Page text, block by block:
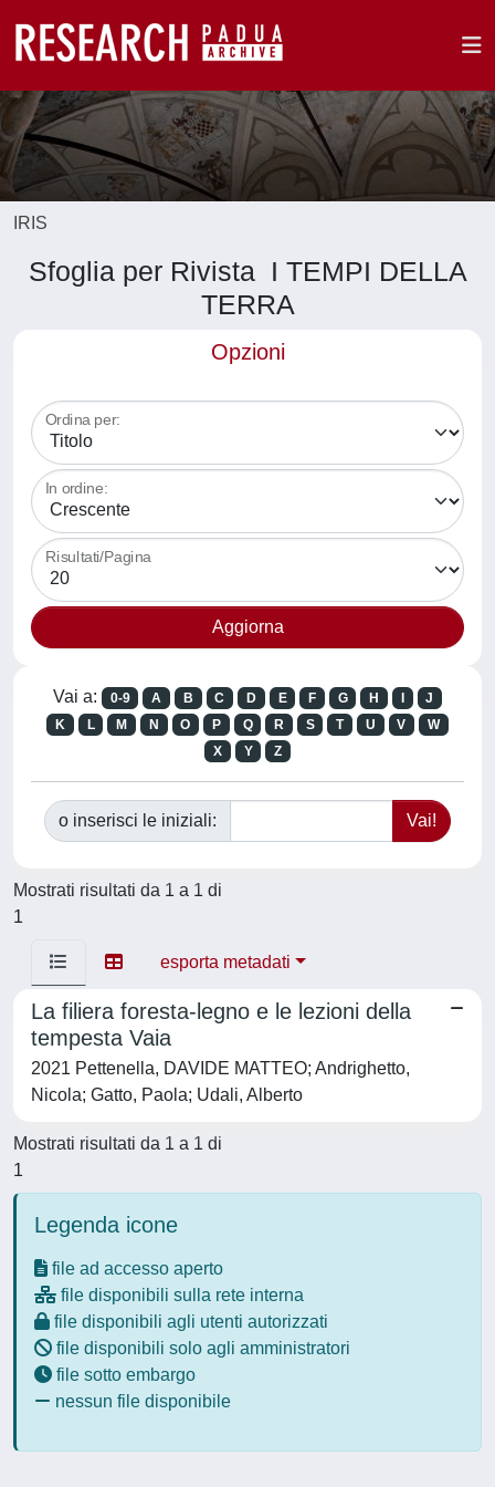
IRIS
Sfoglia per Rivista I TEMPI DELLA
TERRA
Opzioni
Ordina per:
In ordine:
Risultati/Pagina
Vai a: 0-9 A B C D E F G H
J
K
L M N O P Q R S T U V
W
X
Y Z
o inserisci le iniziali:
Mostrati risultati da 1 a 1 di
1
esporta metadati
La filiera foresta-legno e le lezioni della
tempesta Vaia
2021 Pettenella, DAVIDE MATTEO; Andrighetto,
Nicola; Gatto, Paola; Udali, Alberto
Mostrati risultati da 1 a 1 di
1
Legenda icone
file ad accesso aperto
file disponibili sulla rete interna
file disponibili agli utenti autorizzati
file disponibili solo agli amministratori
file sotto embargo
nessun file disponibile